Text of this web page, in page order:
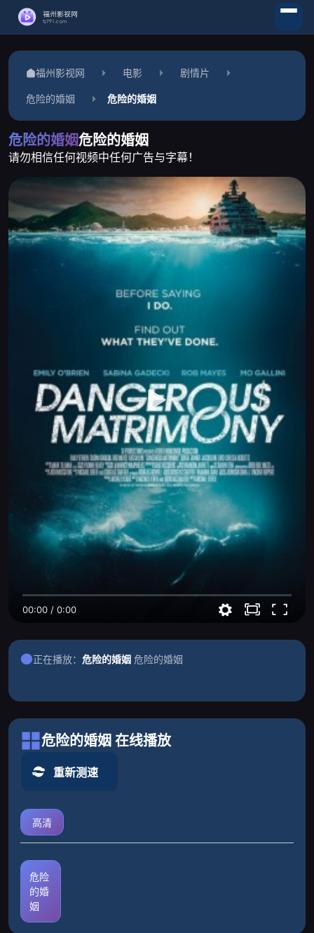
福州影视网 电影 剧情片
危险的婚姻 危险的婚姻
危险的婚姻危险的婚姻
请勿相信任何视频中任何广告与字幕！
00:00 / 0:00
正在播放： 危险的婚姻 危险的婚姻
危险的婚姻 在线播放
重新测速
高清
危险
的婚
姻